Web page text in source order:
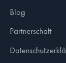
Blog
Partnerschaft